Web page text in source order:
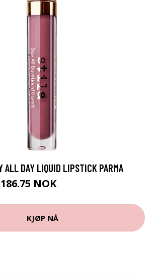
ALL DAY LIQUID LIPSTICK PARMA
186.75 NOK
KJØP NÅ